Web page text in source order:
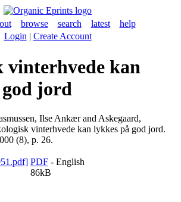
browse search latest
help
Login | Create Account
vinterhvede kan
jord
Ilse Ankærand Askegaard,
vinterhvede kan lykkes på god jord.
(8), p. 26.
PDF - English
86kB